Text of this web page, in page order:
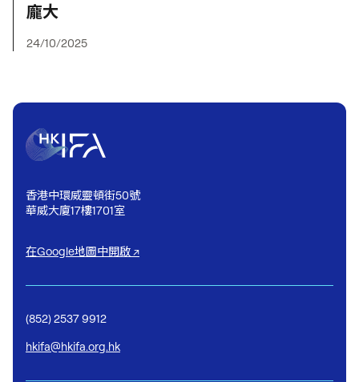
龐大
24/10/2025
香港中環威靈頓街50號
華威大廈17樓1701室
在Google地圖中開啟 ↗
(852) 2537 9912
hkifa@hkifa.org.hk